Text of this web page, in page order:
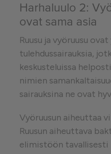
Harhaluulo 2:
ovat sama asia
Ruusu ja vyöruusu
tulehdussairauksia,
keskusteluissa
nimien
sairauksina ne ovat
Vyöruusun aiheuttaa
Ruusun aiheuttava
elimistöön tavallisesti